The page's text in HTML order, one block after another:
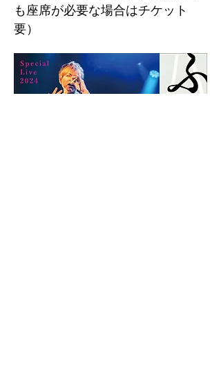
も座席が必要な場合はチケット
要）